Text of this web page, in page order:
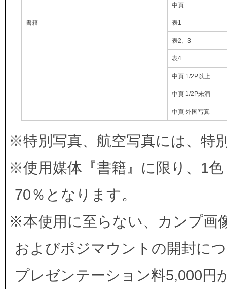
中頁
書籍 表1
表2、3
表4
中頁 1/2P以上
中頁 1/2P未満
中頁 外国写真
※特別写真、航空写真には、特
※使用媒体『書籍』に限り、1
70％となります。
※本使用に至らない、カンプ画
およびポジマウントの開封に
プレゼンテーション料5,000円